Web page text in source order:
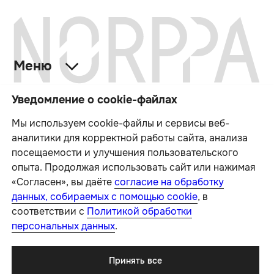
Уведомление о cookie-файлах
Мы используем cookie-файлы и сервисы веб-
аналитики для корректной работы сайта, анализа
посещаемости и улучшения пользовательского
опыта. Продолжая использовать сайт или нажимая
«Согласен», вы даётесогласие на обработку
данных, собираемых с помощью cookie, в
соответствии с Политикой обработки
персональных данных.
Принять все